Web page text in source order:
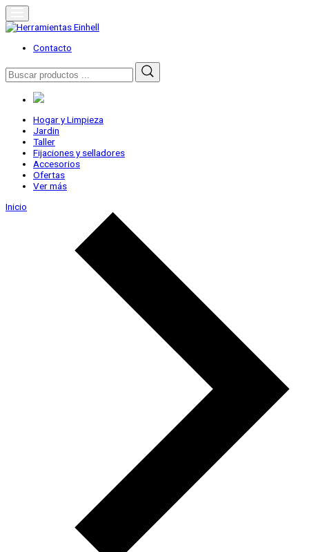
Skip
to
content
Herramientas Einhell
Distribuidor Oficial
Contacto
Buscar
por:
Hogar y Limpieza
Jardin
Taller
Fijaciones y selladores
Accesorios
Ofertas
Ver más
Inicio